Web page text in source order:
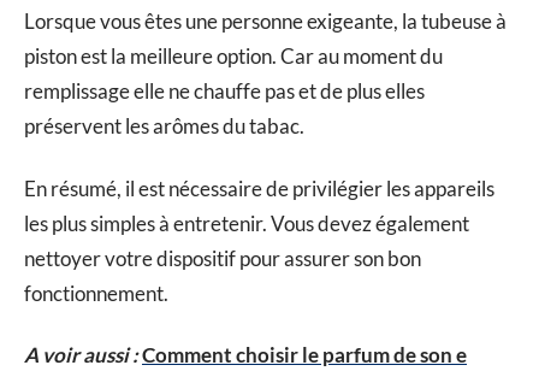
Lorsque vous êtes une personne exigeante, la tubeuse à
piston est la meilleure option. Car au moment du
remplissage elle ne chauffe pas et de plus elles
préservent les arômes du tabac.
En résumé, il est nécessaire de privilégier les appareils
les plus simples à entretenir. Vous devez également
nettoyer votre dispositif pour assurer son bon
fonctionnement.
A voir aussi :Comment choisir le parfum de son e